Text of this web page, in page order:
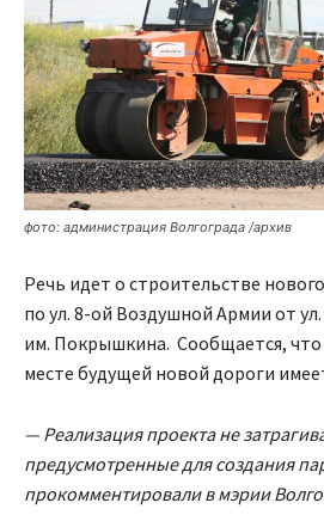
фото: администрация Волгограда /архив
Речь идет о строительстве
по ул. 8-ой Воздушной Армии от
им. Покрышкина. Сообщается,
месте будущей новой дороги
— Реализация проекта не
предусмотренные для создания
прокомментировали в мэрии